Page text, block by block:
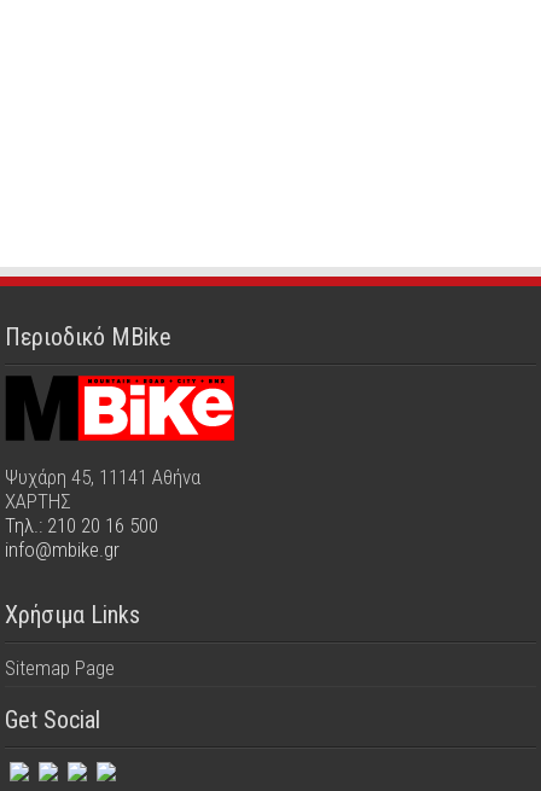
Περιοδικό MBike
Ψυχάρη 45, 11141 Αθήνα
ΧΑΡΤΗΣ
Τηλ.: 210 20 16 500
info@mbike.gr
Χρήσιμα Links
Sitemap Page
Get Social